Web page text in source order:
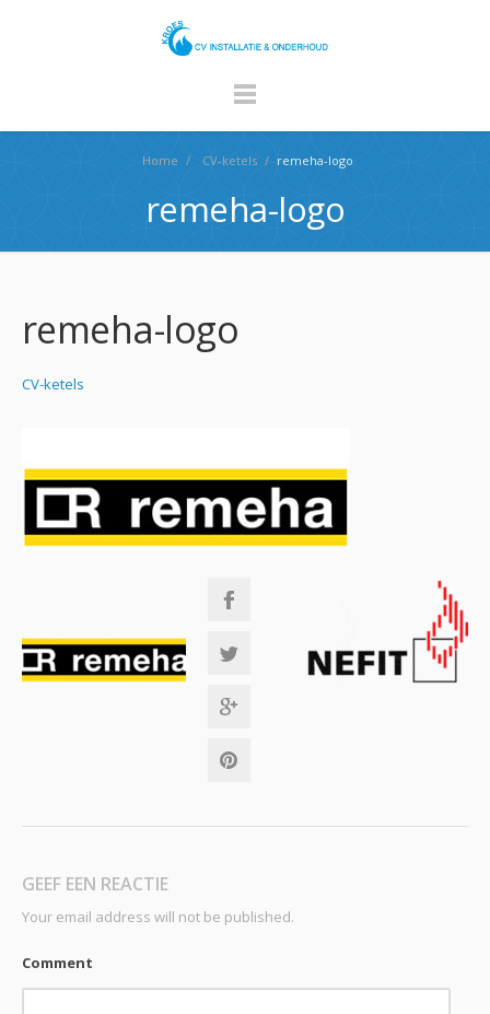
Home / CV-ketels / remeha-logo
remeha-logo
remeha-logo
CV-ketels
GEEF EEN REACTIE
Your email address will not be published.
Comment